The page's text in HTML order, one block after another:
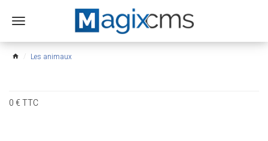
Ouvrir
menu
home Les animaux
0€TTC